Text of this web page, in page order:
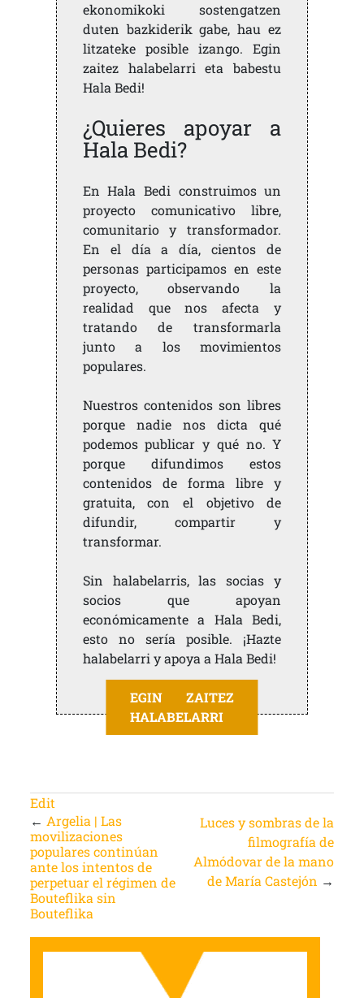
ekonomikoki sostengatzen
duten bazkiderik gabe, hau ez
litzateke posible izango. Egin
zaitez halabelarri eta babestu
Hala Bedi!
¿Quieres apoyar a
Hala Bedi?
En Hala Bedi construimos un
proyecto comunicativo libre,
comunitario y transformador.
En el día a día, cientos de
personas participamos en este
proyecto, observando la
realidad que nos afecta y
tratando de transformarla
junto a los movimientos
populares.
Nuestros contenidos son libres
porque nadie nos dicta qué
podemos publicar y qué no. Y
porque difundimos estos
contenidos de forma libre y
gratuita, con el objetivo de
difundir, compartir y
transformar.
Sin halabelarris, las socias y
socios que apoyan
económicamente a Hala Bedi,
esto no sería posible. ¡Hazte
halabelarri y apoya a Hala Bedi!
EGIN ZAITEZ
HALABELARRI
Edit
← Argelia | Las
movilizaciones
populares continúan
ante los intentos de
perpetuar el régimen de
Bouteflika sin
Bouteflika
Luces y sombras de la
filmografía de
Almódovar de la mano
de María Castejón →